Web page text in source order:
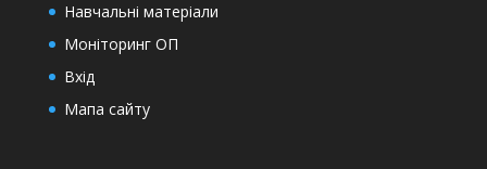
Навчальні матеріали
Моніторинг ОП
Вхід
Мапа сайту